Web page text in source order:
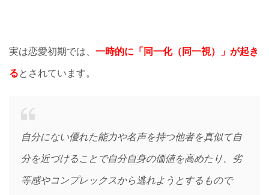
実は恋愛初期では、 一時的に「同一化（同一視）」が起き
るとされています。
自分にない優れた能力や名声を持つ他者を真似て自
分を近づけることで自分自身の価値を高めたり、劣
等感やコンプレックスから逃れようとするもので